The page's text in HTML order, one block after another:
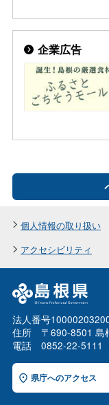
企業広告
個人情報の取り扱い
アクセシビリティ
法人番号
住所 〒690-8501 島
電話 0852-22-5111（
県庁へのアクセス